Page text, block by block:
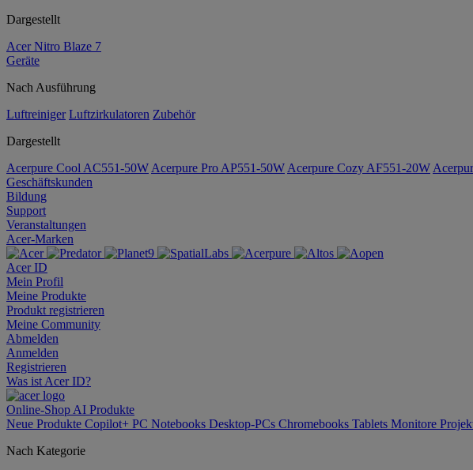
Dargestellt
Acer Nitro Blaze 7
Geräte
Nach Ausführung
Luftreiniger Luftzirkulatoren Zubehör
Dargestellt
Acerpure Cool AC551-50W Acerpure Pro AP551-50W Acerpure Cozy AF551-20W
Geschäftskunden
Bildung
Support
Veranstaltungen
Acer-Marken
Acer ID
Mein Profil
Meine Produkte
Produkt registrieren
Meine Community
Abmelden
Anmelden
Registrieren
Was ist Acer ID?
Online-Shop AI Produkte
Neue Produkte Copilot+ PC Notebooks Desktop-PCs Chromebooks Tablets Monitore
Nach Kategorie